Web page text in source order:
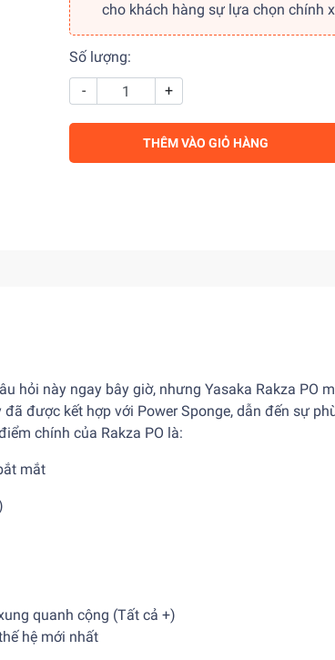
cho khách hàng sự lựa chọn chính
Số lượng:
-
+
THÊM VÀO GIỎ HÀNG
hỏi này ngay bây giờ, nhưng Yasaka Rakza PO
được kết hợp với Power Sponge, dẫn đến sự
chính của Rakza PO là:
mắt
quanh cộng (Tất cả +)
hệ mới nhất